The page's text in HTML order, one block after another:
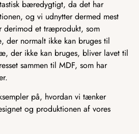
bæredygtigt, da det har
og vi udnytter dermed mest
et træprodukt, som
der normalt ikke kan bruges til
der ikke kan bruges, bliver lavet til
sammen til MDF, som har
på, hvordan vi tænker
og produktionen af vores